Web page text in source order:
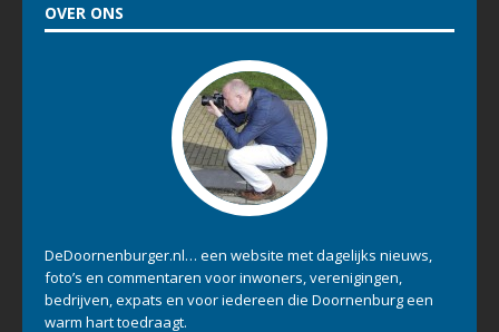
OVER ONS
DeDoornenburger.nl… een website met dagelijks nieuws,
foto’s en commentaren voor inwoners, verenigingen,
bedrijven, expats en voor iedereen die Doornenburg een
warm hart toedraagt.